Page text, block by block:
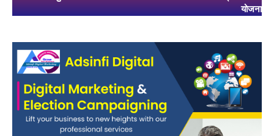
योजना